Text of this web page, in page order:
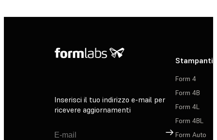
Inserisci il tuo indirizzo e-mail per
ricevere aggiornamenti
Registrati
Stampanti
Form 4
Form 4B
Form 4L
Form 4BL
Form Auto